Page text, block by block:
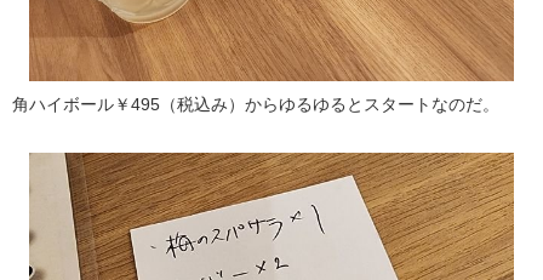
角ハイボール￥495（税込み）からゆるゆるとスタートなのだ。